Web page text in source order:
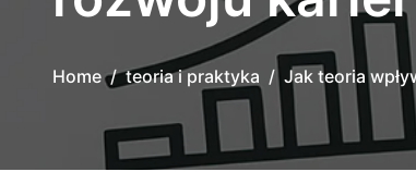
Home teoria i praktyka Jak teoria